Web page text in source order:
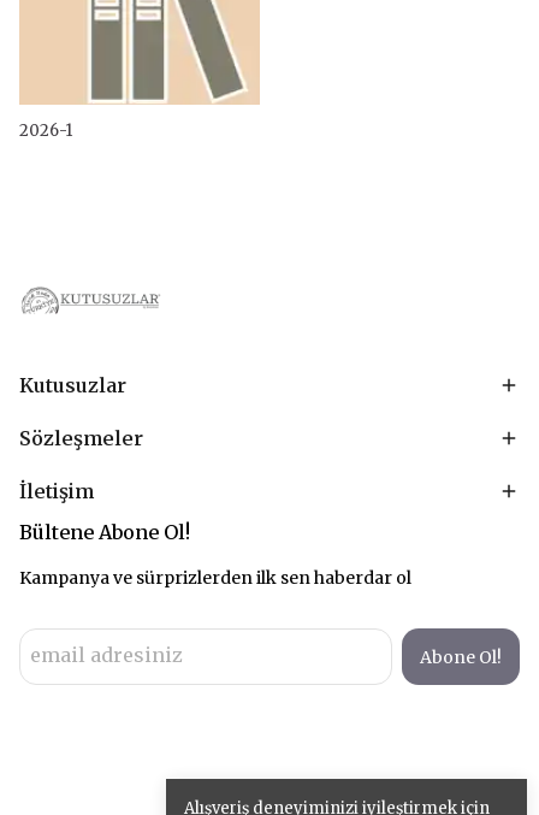
Alışveriş deneyiminizi iyileştirmek için
2026-1
Kutusuzlar
Sözleşmeler
İletişim
Bültene Abone Ol!
Kampanya ve sürprizlerden ilk sen haberdar ol
Abone Ol!